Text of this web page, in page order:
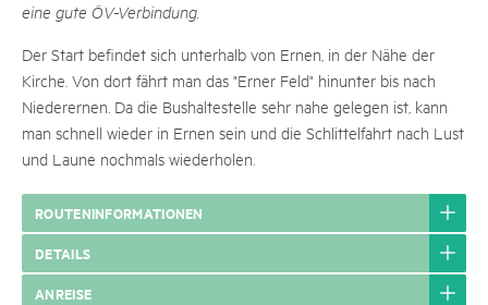
eine gute ÖV-Verbindung.
Der Start befindet sich unterhalb von Ernen, in der Nähe der
Kirche. Von dort fährt man das "Erner Feld" hinunter bis nach
Niederernen. Da die Bushaltestelle sehr nahe gelegen ist, kann
man schnell wieder in Ernen sein und die Schlittelfahrt nach Lust
und Laune nochmals wiederholen.
ROUTENINFORMATIONEN
DETAILS
ANREISE